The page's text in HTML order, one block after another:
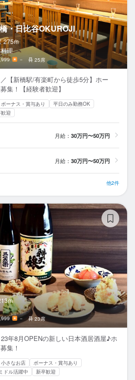
・日比谷OKUROJI
275m
理
－ 25席
【新橋駅/有楽町から徒歩5分】ホー
集！【経験者歓迎】
ボーナス・賞与あり
平日のみ勤務OK
迎
月給： 30万円〜50万円
月給： 30万円〜50万円
他2件
－ 23席
23年8月OPENの新しい日本酒居酒屋♪ホ
集！
小さなお店
ボーナス・賞与あり
ドル活躍中 新卒歓迎